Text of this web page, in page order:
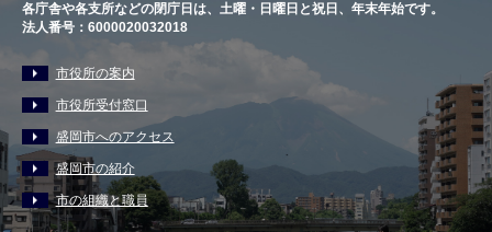
各庁舎や各支所などの閉庁日は、土曜・日曜日と祝日、年末年始です。
法人番号：6000020032018
市役所の案内
市役所受付窓口
盛岡市へのアクセス
盛岡市の紹介
市の組織と職員